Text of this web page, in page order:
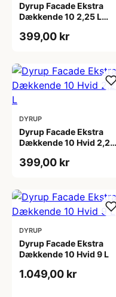
Dyrup Facade Ekstra
Dækkende 10 2,25 L
399,00 kr
DYRUP
Dyrup Facade Ekstra
Dækkende 10 Hvid 2,25
399,00 kr
DYRUP
Dyrup Facade Ekstra
Dækkende 10 Hvid 9 L
1.049,00 kr